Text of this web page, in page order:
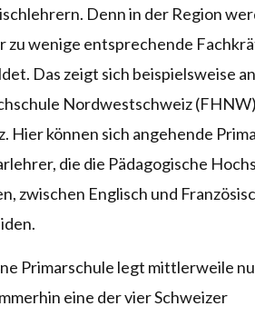
Denn in der Region
zu wenige entsprechende
Das zeigt sich beispielsweise
Nordwestschweiz
Hier können sich angehende
die die Pädagogische
zwischen Englisch und
Primarschule legt mittlerweile
eine der vier Schweizer